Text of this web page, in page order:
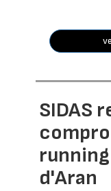
SIDAS
running
d'Aran